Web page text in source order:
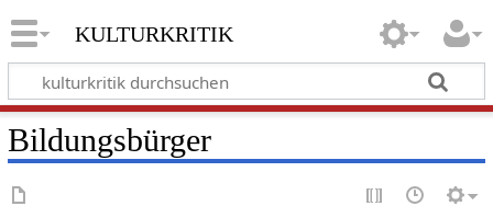
kulturkritik
Bildungsbürger